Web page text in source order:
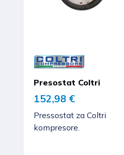
Presostat Coltri
152,98 €
Pressostat za Coltri
kompresore.